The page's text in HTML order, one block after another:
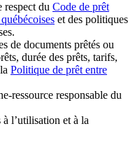
respect du Code de prêt
et des politiques
de documents prêtés ou
durée des prêts, tarifs,
Politique de prêt entre
ressource responsable du
à l’utilisation et à la